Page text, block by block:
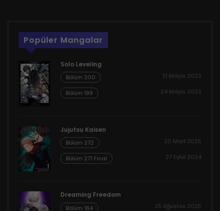
Popüler Mangalar
Solo Leveling
Bölüm 200 31 Mayıs 2023
Bölüm 199 24 Mayıs 2023
Jujutsu Kaisen
Bölüm 272 20 Mart 2025
Bölüm 271 Final 27 Eylül 2024
Dreaming Freedom
Bölüm 184 25 Ağustos 2025